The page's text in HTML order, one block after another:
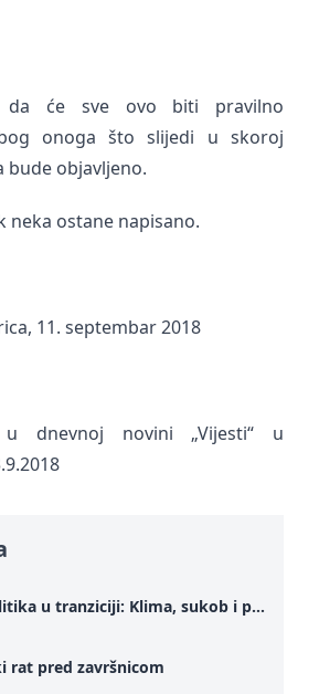
da će sve ovo biti pravilno
onoga što slijedi u skoroj
bude objavljeno.
neka ostane napisano.
11. septembar 2018
u dnevnoj novini „Vijesti“ u
Globalna geopolitika u tranziciji: Klima, sukob i potraga za mirom
rat pred završnicom